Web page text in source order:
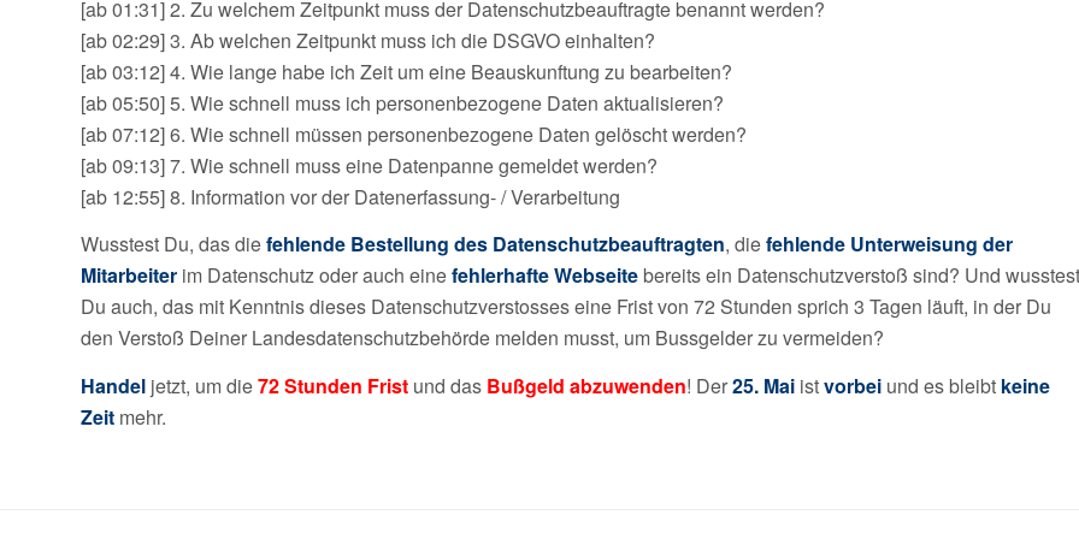
[ab 01:31] 2. Zu welchem Zeitpunkt muss der Datenschutzbeauftragte benannt werden?
[ab 02:29] 3. Ab welchen Zeitpunkt muss ich die DSGVO einhalten?
[ab 03:12] 4. Wie lange habe ich Zeit um eine Beauskunftung zu bearbeiten?
[ab 05:50] 5. Wie schnell muss ich personenbezogene Daten aktualisieren?
[ab 07:12] 6. Wie schnell müssen personenbezogene Daten gelöscht werden?
[ab 09:13] 7. Wie schnell muss eine Datenpanne gemeldet werden?
[ab 12:55] 8. Information vor der Datenerfassung- / Verarbeitung
Wusstest Du, das diefehlende Bestellung des Datenschutzbeauftragten, diefehlende Unterweisung der
Mitarbeiter im Datenschutz oder auch einefehlerhafte Webseitebereits ein Datenschutzverstoß sind? Und wusstest
Du auch, das mit Kenntnis dieses Datenschutzverstosses eine Frist von 72 Stunden sprich 3 Tagen läuft, in der Du
den Verstoß Deiner Landesdatenschutzbehörde melden musst, um Bussgelder zu vermeiden?
Handel jetzt, um die72 Stunden Frist und das Bußgeld abzuwenden! Der25. Mai istvorbei und es bleibt keine
Zeit mehr.